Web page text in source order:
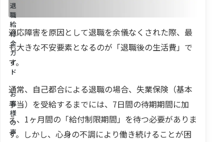
退
職
給
付
金
ガ
イ
ド
お
客
様
の
声
適応障害を原因として退職を余儀なくされた際、最
も大きな不安要素となるのが「退職後の生活費」で
す。
通常、自己都合による退職の場合、失業保険（基本
手当）を受給するまでには、7日間の待期期間に加
え、1ヶ月間の「給付制限期間」を待つ必要がありま
す。しかし、心身の不調により働き続けることが困